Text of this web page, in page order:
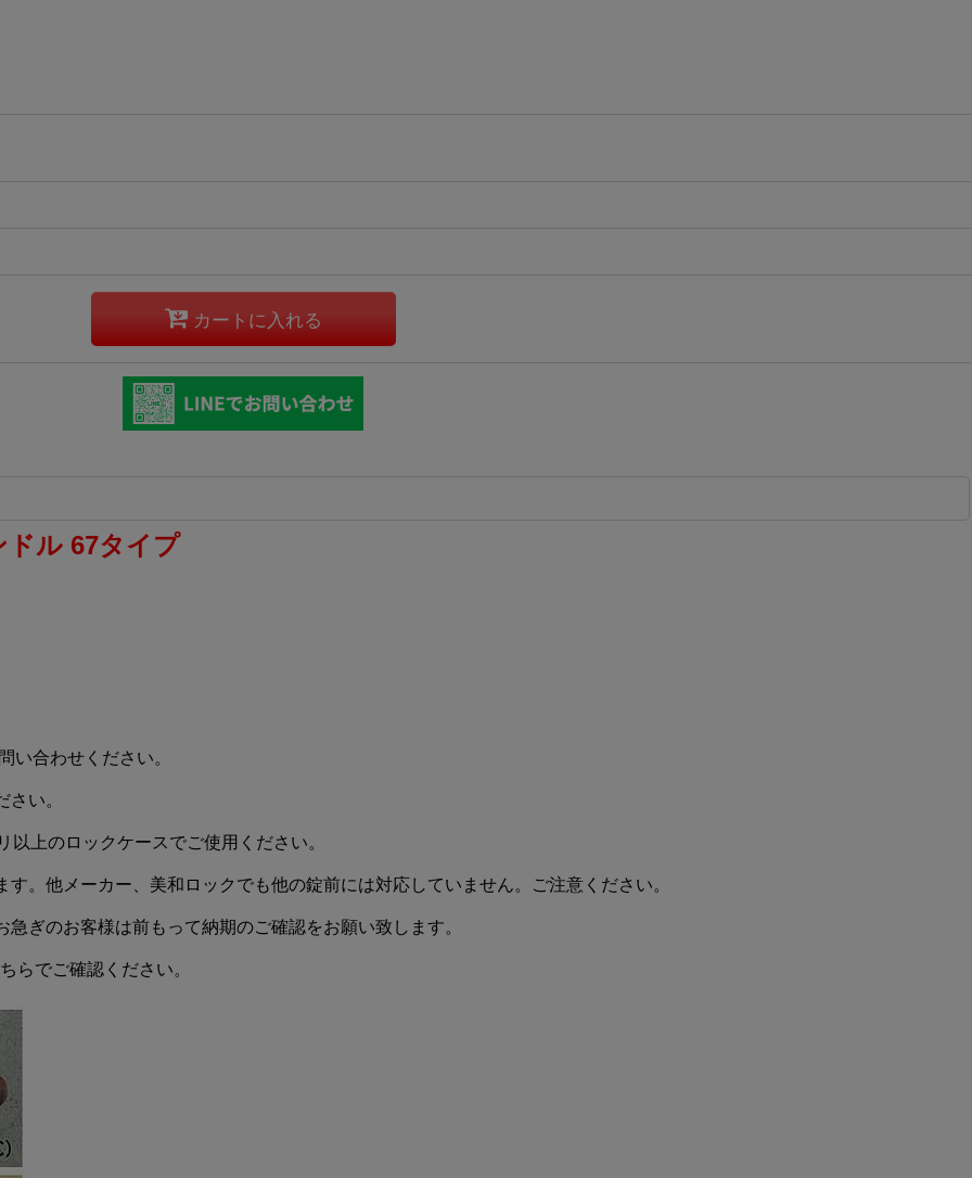
カートに入れる
ル 67タイプ
い合わせください。
い。
上のロックケースでご使用ください。
。他メーカー、美和ロックでも他の錠前には対応していません。ご注意ください。
ぎのお客様は前もって納期のご確認をお願い致します。
らでご確認ください。